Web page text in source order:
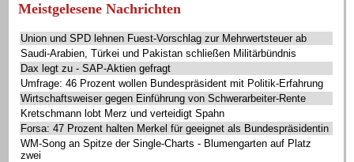
Meistgelesene Nachrichten
Union und SPD lehnen Fuest-Vorschlag zur Mehrwertsteuer ab
Saudi-Arabien, Türkei und Pakistan schließen Militärbündnis
Dax legt zu - SAP-Aktien gefragt
Umfrage: 46 Prozent wollen Bundespräsident mit Politik-Erfahrung
Wirtschaftsweiser gegen Einführung von Schwerarbeiter-Rente
Kretschmann lobt Merz und verteidigt Spahn
Forsa: 47 Prozent halten Merkel für geeignet als Bundespräsidentin
WM-Song an Spitze der Single-Charts - Blumengarten auf Platz
zwei